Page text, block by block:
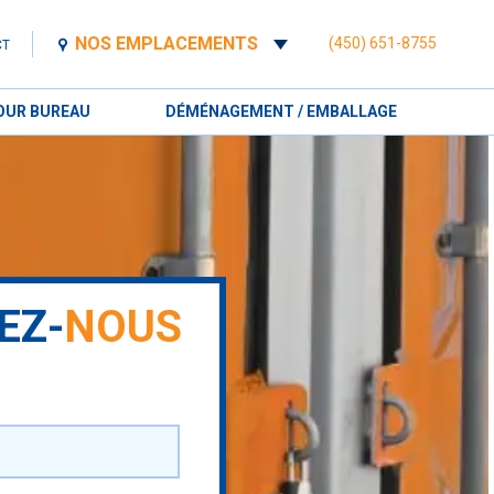
NOS EMPLACEMENTS (450) 651-8755
BUREAU DÉMÉNAGEMENT / EMBALLAGE
NOUS